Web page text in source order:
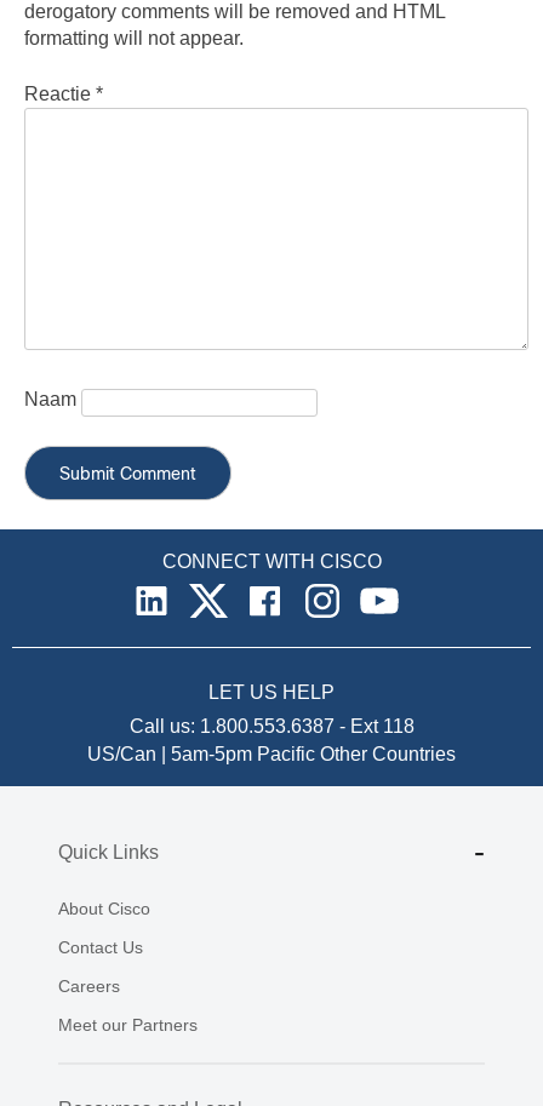
derogatory comments will be removed and HTML
formatting will not appear.
Reactie *
Naam
CONNECT WITH CISCO
LET US HELP
Call us: 1.800.553.6387 - Ext 118
US/Can | 5am-5pm Pacific Other Countries